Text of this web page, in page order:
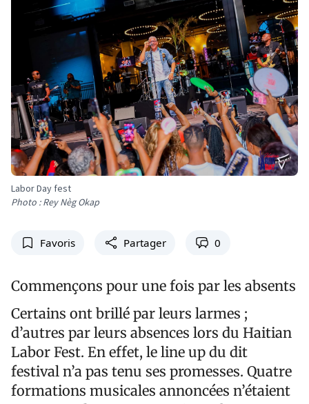
Labor Day fest
Photo : Rey Nèg Okap
Favoris Partager 0
Commençons pour une fois par les absents
Certains ont brillé par leurs larmes ;
d’autres par leurs absences lors du Haitian
Labor Fest. En effet, le line up du dit
festival n’a pas tenu ses promesses. Quatre
formations musicales annoncées n’étaient